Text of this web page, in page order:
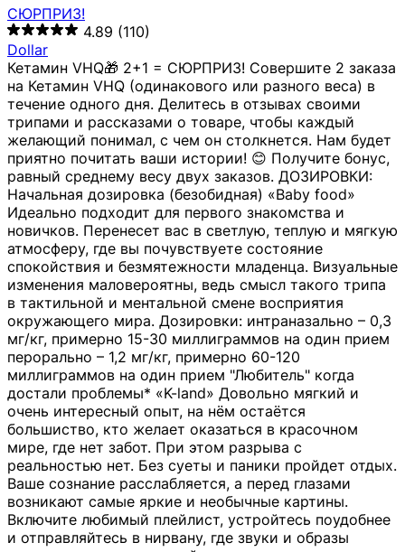
СЮРПРИЗ!
4.89 (110)
Dollar
Кетамин VHQ🎁 2+1 = СЮРПРИЗ! Совершите 2 заказа
на Кетамин VHQ (одинакового или разного веса) в
течение одного дня. Делитесь в отзывах своими
трипами и рассказами о товаре, чтобы каждый
желающий понимал, с чем он столкнется. Нам будет
приятно почитать ваши истории! 😊 Получите бонус,
равный среднему весу двух заказов. ДОЗИРОВКИ:
Начальная дозировка (безобидная) «Baby food»
Идеально подходит для первого знакомства и
новичков. Перенесет вас в светлую, теплую и мягкую
атмосферу, где вы почувствуете состояние
спокойствия и безмятежности младенца. Визуальные
изменения маловероятны, ведь смысл такого трипа
в тактильной и ментальной смене восприятия
окружающего мира. Дозировки: интраназально – 0,3
мг/кг, примерно 15-30 миллиграммов на один прием
перорально – 1,2 мг/кг, примерно 60-120
миллиграммов на один прием "Любитель" когда
достали проблемы* «K-land» Довольно мягкий и
очень интересный опыт, на нём остаётся
большиство, кто желает оказаться в красочном
мире, где нет забот. При этом разрыва с
реальностью нет. Без суеты и паники пройдет отдых.
Ваше сознание расслабляется, а перед глазами
возникают самые яркие и необычные картины.
Включите любимый плейлист, устройтесь поудобнее
и отправляйтесь в нирвану, где звуки и образы